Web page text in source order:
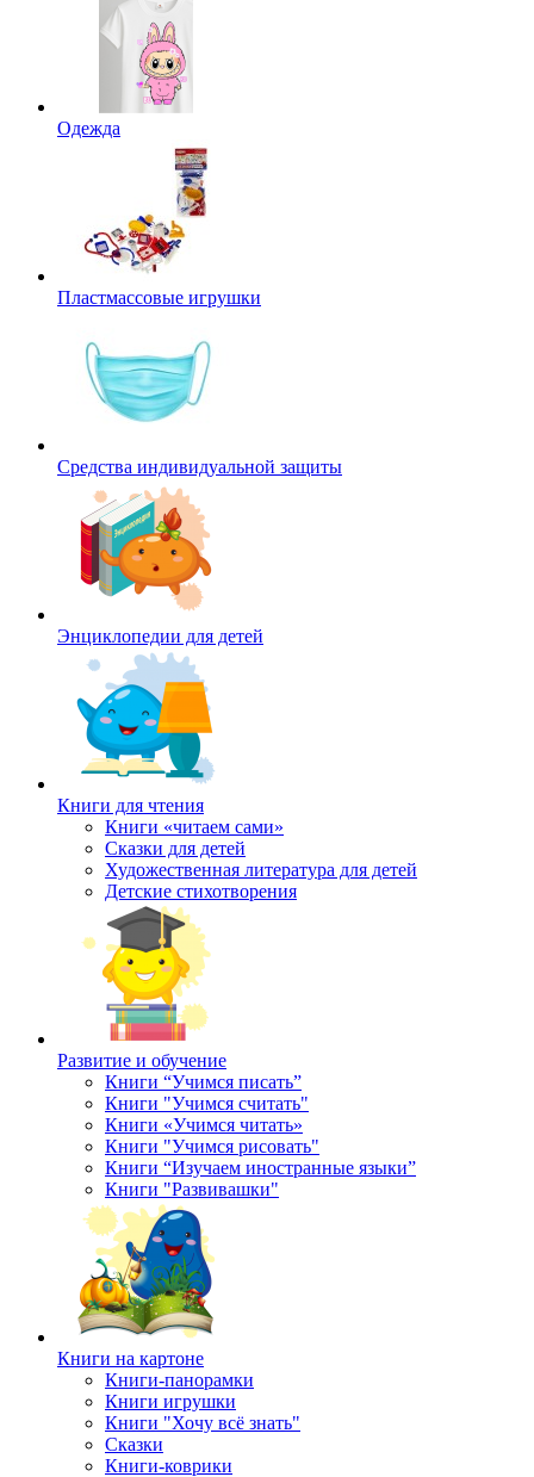
Одежда
Пластмассовые игрушки
Средства индивидуальной защиты
Энциклопедии для детей
Книги для чтения
Книги «читаем сами»
Сказки для детей
Художественная литература для детей
Детские стихотворения
Развитие и обучение
Книги “Учимся писать”
Книги "Учимся считать"
Книги «Учимся читать»
Книги "Учимся рисовать"
Книги “Изучаем иностранные языки”
Книги "Развивашки"
Книги на картоне
Книги-панорамки
Книги игрушки
Книги "Хочу всё знать"
Сказки
Книги-коврики